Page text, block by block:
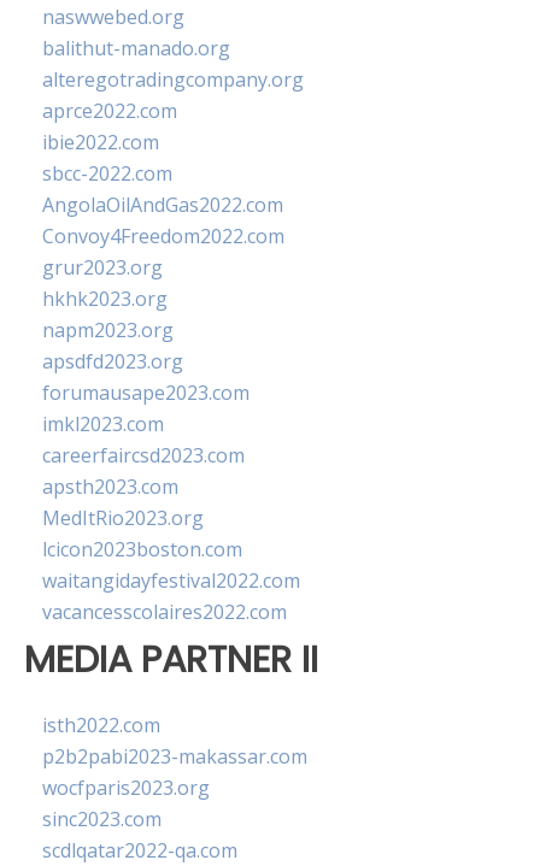
naswwebed.org
balithut-manado.org
alteregotradingcompany.org
aprce2022.com
ibie2022.com
sbcc-2022.com
AngolaOilAndGas2022.com
Convoy4Freedom2022.com
grur2023.org
hkhk2023.org
napm2023.org
apsdfd2023.org
forumausape2023.com
imkl2023.com
careerfaircsd2023.com
apsth2023.com
MedItRio2023.org
lcicon2023boston.com
waitangidayfestival2022.com
vacancesscolaires2022.com
MEDIA PARTNER II
isth2022.com
p2b2pabi2023-makassar.com
wocfparis2023.org
sinc2023.com
scdlqatar2022-qa.com